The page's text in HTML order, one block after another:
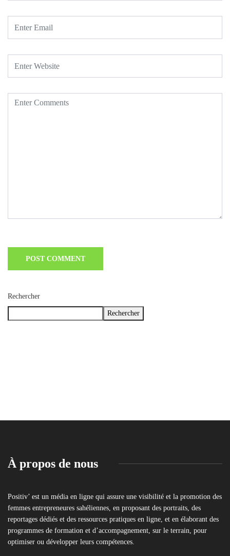
Rechercher
Rechercher
À propos de nous
Positiv’ est un média en ligne qui assure une visibilité et la promotion des
femmes entrepreneures sahéliennes, en proposant des portraits, des
reportages dédiés et des ressources pratiques en ligne, et en élaborant des
programmes de formation et d’accompagnement, sur le terrain, pour
optimiser ou développer leurs compétences.